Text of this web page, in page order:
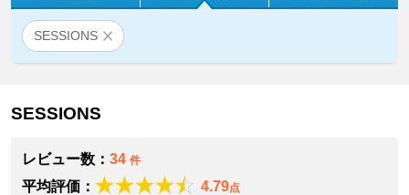
SESSIONS
SESSIONS
レビュー数： 34 件
平均評価： 4.79点